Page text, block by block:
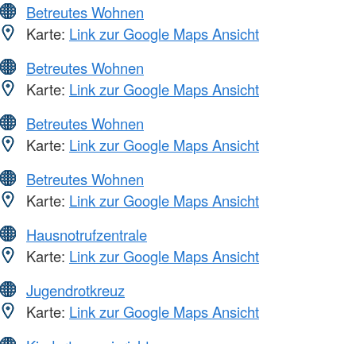
Betreutes Wohnen
Karte: Link zur Google Maps Ansicht
Betreutes Wohnen
Karte: Link zur Google Maps Ansicht
Betreutes Wohnen
Karte: Link zur Google Maps Ansicht
Betreutes Wohnen
Karte: Link zur Google Maps Ansicht
Hausnotrufzentrale
Karte: Link zur Google Maps Ansicht
Jugendrotkreuz
Karte: Link zur Google Maps Ansicht